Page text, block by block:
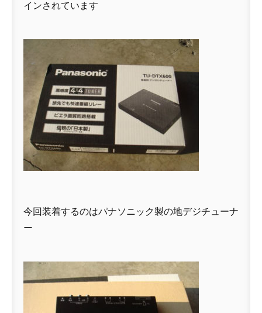
インされています
今回装着するのはパナソニック製の地デジチューナ
ー